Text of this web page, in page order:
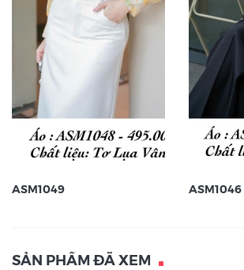
ASM1049 ASM1046
SẢN PHẨM ĐÃ XEM